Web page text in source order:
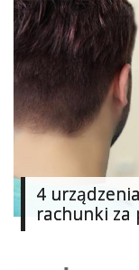
Wnętrza
Fitness
Ślub
&
Wesele
Zakupy
4
rachunki za